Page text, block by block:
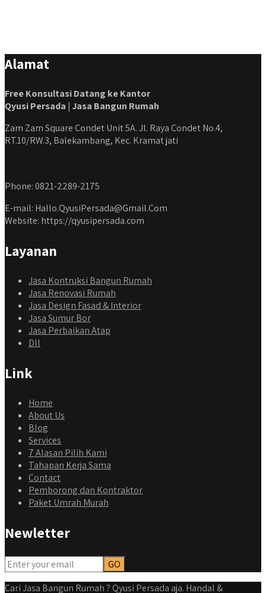
Alamat
Free Konsultasi Datang ke Kantor
Qyusi Persada | Jasa Bangun Rumah
Zam Zam Square Condet Unit 5A. Jl. Raya Condet No.4,
RT.10/RW.3, Balekambang, Kec. Kramat jati
Phone: 0821-2289-2175
E-mail: Hallo.QyusiPersada@Gmail.Com
Website: https://qyusipersada.com
Layanan
Jasa Kontruksi Bangun Rumah
Jasa Renovasi Rumah
Jasa Design Fasad & Interior
Jasa Sumur Bor
Jasa Perbaikan Atap
Dll
Link
Home
About Us
Blog
Services
7 Alasan Pilih Kami
Tahapan Kerja Sama
Contact
Pemborong dan Kontraktor
Paket Umrah Murah
Newletter
Cari Jasa Bangun Rumah ? Qyusi Persada aja. Handal &